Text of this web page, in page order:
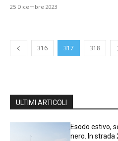
25 Dicembre 2023
316 317 318
ULTIMI ARTICOLI
Esodo estivo,
nero. In strada